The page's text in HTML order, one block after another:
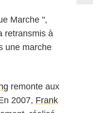
Marche ",
retransmis à
une marche
remonte aux
2007, Frank